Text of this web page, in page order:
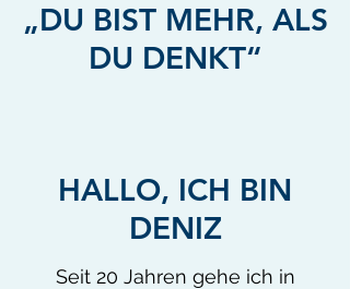
„DU BIST MEHR, ALS
DU DENKT“
HALLO, ICH BIN
DENIZ
Seit 20 Jahren gehe ich in